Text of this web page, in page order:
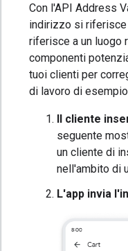
Con l'API Address
indirizzo si riferisce
riferisce a un luogo
componenti
tuoi clienti per
di lavoro di
Il cliente
seguente
un cliente di
nell'ambito di
L'app invia